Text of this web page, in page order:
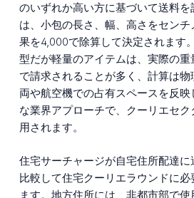
のいずれか高い方に基づいて送料
は、小包の長さ、幅、高さをセン
果を4,000で除算して決定されます
型だが軽量のアイテムは、実際の
で請求されることが多く、計算は
両や航空機での占有スペースを反
な業界アプローチで、クーリエセ
用されます。
住宅サーチャージが自宅住所配達に
比較して住宅クーリエラウンドに
ます。地方住所には、非都市部で